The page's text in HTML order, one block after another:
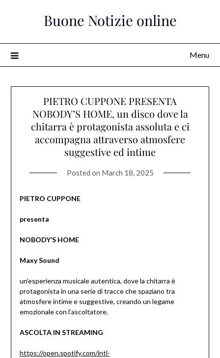
Buone Notizie online
Menu
PIETRO CUPPONE PRESENTA
NOBODY’S HOME, un disco dove la
chitarra è protagonista assoluta e ci
accompagna attraverso atmosfere
suggestive ed intime
Posted on March 18, 2025
PIETRO CUPPONE
presenta
NOBODY’S HOME
Maxy Sound
un’esperienza musicale autentica, dove la chitarra è
protagonista in una serie di tracce che spaziano tra
atmosfere intime e suggestive, creando un legame
emozionale con l’ascoltatore.
ASCOLTA IN STREAMING
https://open.spotify.com/intl-